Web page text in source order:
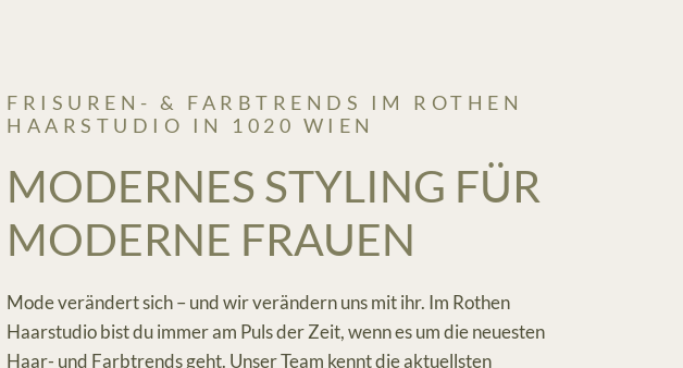
FRISUREN- & FARBTRENDS IM ROTHEN
HAARSTUDIO IN 1020 WIEN
MODERNES STYLING FÜR
MODERNE FRAUEN
Mode verändert sich – und wir verändern uns mit ihr. Im Rothen
Haarstudio bist du immer am Puls der Zeit, wenn es um die neuesten
Haar- und Farbtrends geht. Unser Team kennt die aktuellsten